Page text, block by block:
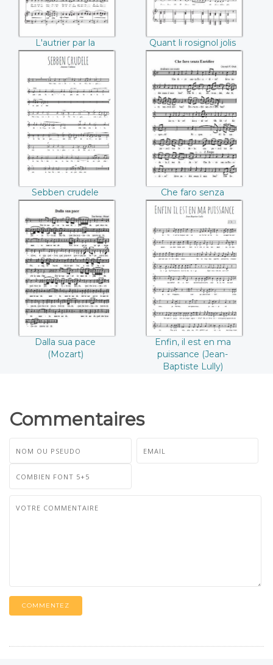
L'autrier par la
matinee
Quant li rosignol jolis
Sebben crudele
(Antonio Caldara)
Sebben crudele
(Antonio Caldara)
Che faro senza
Euridice (Christoph
Willibald Gluck)
Che faro senza
Euridice (Christoph
Willibald Gluck)
Dalla sua pace
(Mozart)
Dalla sua pace
(Mozart)
Enfin, il est en ma
puissance (Jean-
Baptiste Lully)
Enfin, il est en ma
puissance (Jean-
Baptiste Lully)
Commentaires
COMMENTEZ